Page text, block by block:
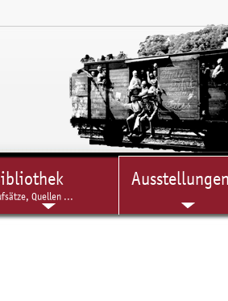
Quellen ...
Ausstellungen